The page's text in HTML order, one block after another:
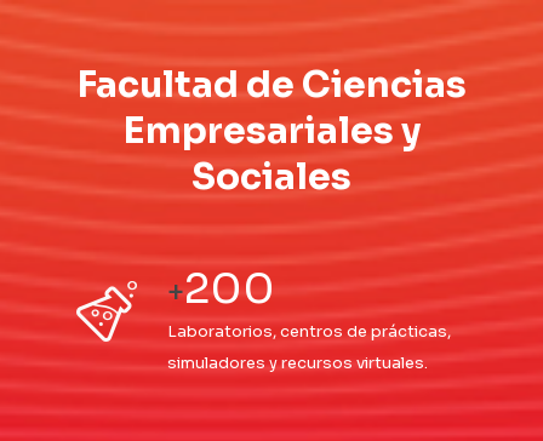
Facultad de Ciencias
Empresariales y
Sociales
+200
Laboratorios, centros de prácticas,
simuladores y recursos virtuales.